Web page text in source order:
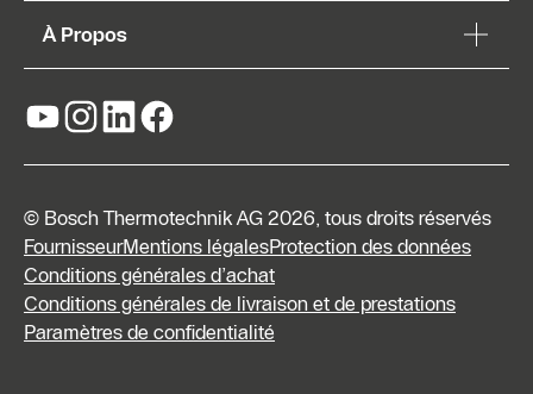
À Propos
© Bosch Thermotechnik AG 2026, tous droits réservés
FournisseurMentions légalesProtection des données
Conditions générales d’achat
Conditions générales de livraison et de prestations
Paramètres de confidentialité